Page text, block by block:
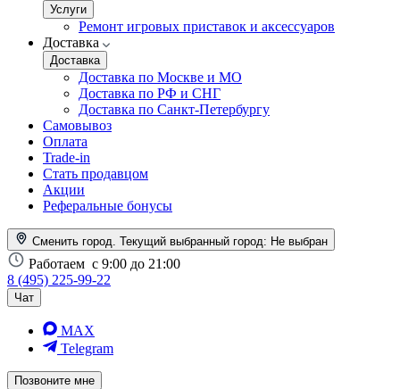
Услуги
Ремонт игровых приставок и аксессуаров
Доставка
Доставка
Доставка по Москве и МО
Доставка по РФ и СНГ
Доставка по Санкт-Петербургу
Самовывоз
Оплата
Trade-in
Стать продавцом
Акции
Реферальные бонусы
Сменить город. Текущий выбранный город: Не выбран
Работаем с 9:00 до 21:00
8 (495) 225-99-22
Чат
MAX
Telegram
Позвоните мне